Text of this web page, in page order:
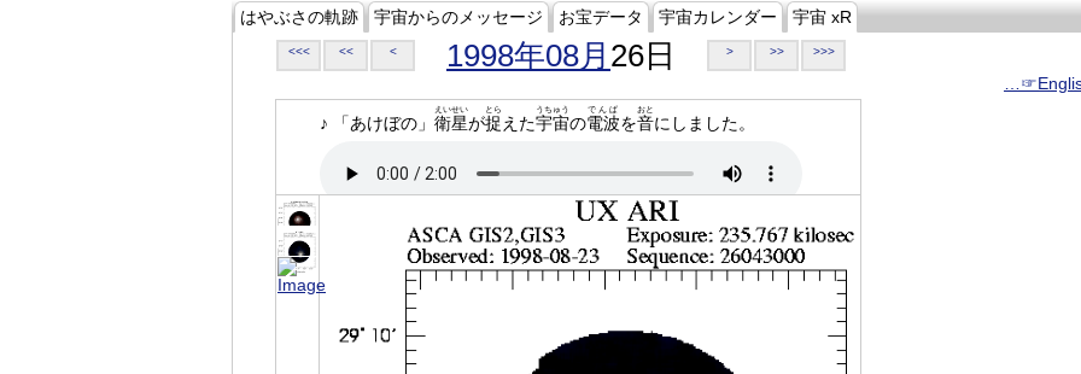
はやぶさの軌跡 宇宙からのメッセージ お宝データ 宇宙カレンダー 宇宙 xR
<<< << < 1998年08月 26日 > >> >>>
♪ 「あけぼの」 衛星
えいせい
が捉
とら
えた宇宙
うちゅう
の電波
でんぱ
を音
おと
にしました。